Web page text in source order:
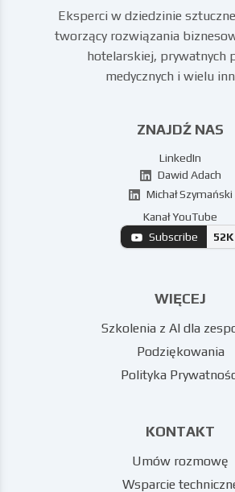
Eksperci w dziedzinie
tworzący rozwiązania
hotelarskiej, prywatnych
medycznych i wielu
ZNAJDŹ NAS
LinkedIn
Dawid Adach
Michał Szymański
Kanał YouTube
Subscribe
52K
WIĘCEJ
Szkolenia z AI dla
Podziękowania
Polityka
KONTAKT
Umów rozmowę
Wsparcie